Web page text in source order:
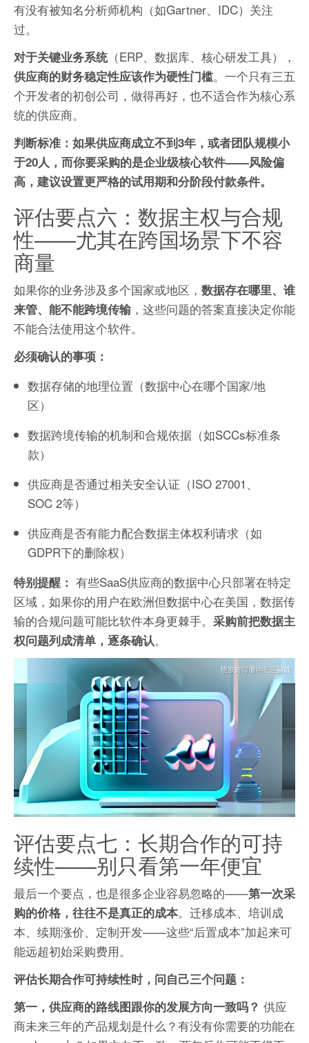
有没有被知名分析师机构（如Gartner、IDC）关注
过。
对于关键业务系统（ERP、数据库、核心研发工具），
供应商的财务稳定性应该作为硬性门槛。一个只有三五
个开发者的初创公司，做得再好，也不适合作为核心系
统的供应商。
判断标准：如果供应商成立不到3年，或者团队规模小
于20人，而你要采购的是企业级核心软件——风险偏
高，建议设置更严格的试用期和分阶段付款条件。
评估要点六：数据主权与合规
性——尤其在跨国场景下不容
商量
如果你的业务涉及多个国家或地区， 数据存在哪里、谁
来管、能不能跨境传输 ，这些问题的答案直接决定你能
不能合法使用这个软件。
必须确认的事项：
数据存储的地理位置（数据中心在哪个国家/地
区）
数据跨境传输的机制和合规依据（如SCCs标准条
款）
供应商是否通过相关安全认证（ISO 27001、
SOC 2等）
供应商是否有能力配合数据主体权利请求（如
GDPR下的删除权）
特别提醒： 有些SaaS供应商的数据中心只部署在特定
区域，如果你的用户在欧洲但数据中心在美国，数据传
输的合规问题可能比软件本身更棘手。 采购前把数据主
权问题列成清单，逐条确认。
评估要点七：长期合作的可持
续性——别只看第一年便宜
最后一个要点，也是很多企业容易忽略的——第一次采
购的价格，往往不是真正的成本。迁移成本、培训成
本、续期涨价、定制开发——这些“后置成本”加起来可
能远超初始采购费用。
评估长期合作可持续性时，问自己三个问题：
第一，供应商的路线图跟你的发展方向一致吗？ 供应
商未来三年的产品规划是什么？有没有你需要的功能在